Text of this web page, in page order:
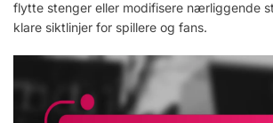
flytte stenger eller modifisere nærliggende
klare siktlinjer for spillere og fans.